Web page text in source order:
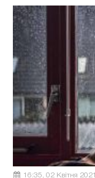
16:35, 02 Квітня 2021